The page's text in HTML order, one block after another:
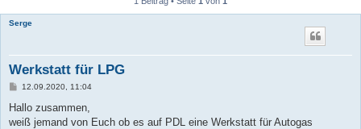
Serge
Werkstatt für LPG
B
i
r
12.09.2020, 11:04
Hallo zusammen,
weiß jemand von Euch ob es auf PDL eine Werkstatt für Autogas